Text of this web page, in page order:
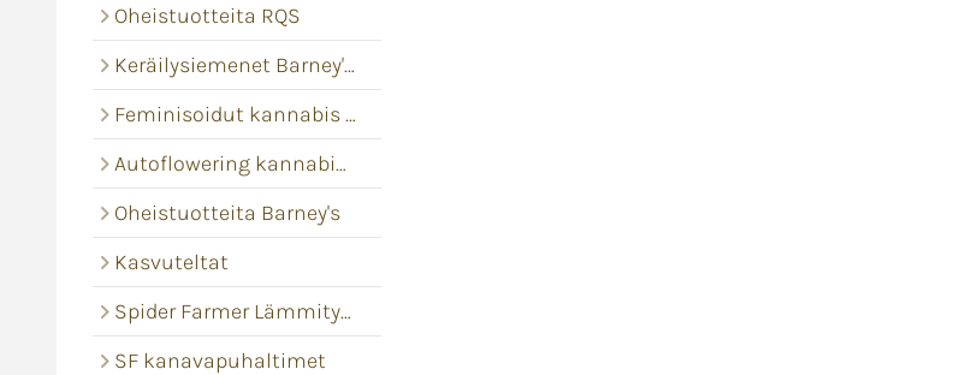
Oheistuotteita RQS
Keräilysiemenet Barney's Farm
Feminisoidut kannabis siemenet
Autoflowering kannabis siemenet
Oheistuotteita Barney's
Kasvuteltat
Spider Farmer Lämmitysmatot
SF kanavapuhaltimet